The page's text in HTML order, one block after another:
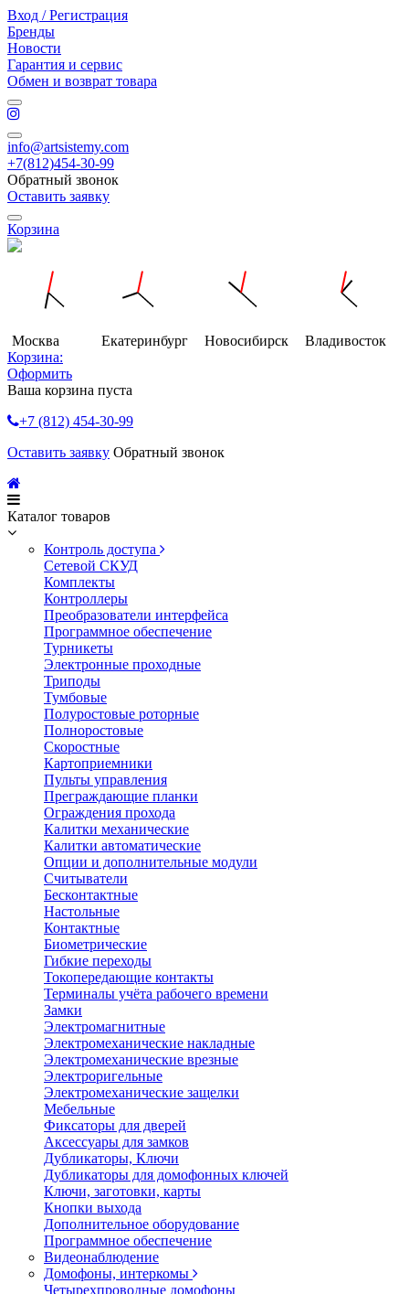
Вход / Регистрация
Бренды
Новости
Гарантия и сервис
Обмен и возврат товара
info@artsistemy.com
+7(812)454-30-99
Обратный звонок
Оставить заявку
Корзина
Москва Екатеринбург Новосибирск
Владивосток
Корзина:
Оформить
Ваша корзина пуста
+7 (812) 454-30-99
Оставить заявку Обратный звонок
Каталог товаров
Контроль доступа
Сетевой СКУД
Комплекты
Контроллеры
Преобразователи интерфейса
Программное обеспечение
Турникеты
Электронные проходные
Триподы
Тумбовые
Полуростовые роторные
Полноростовые
Скоростные
Картоприемники
Пульты управления
Преграждающие планки
Ограждения прохода
Калитки механические
Калитки автоматические
Опции и дополнительные модули
Считыватели
Бесконтактные
Настольные
Контактные
Биометрические
Гибкие переходы
Токопередающие контакты
Терминалы учёта рабочего времени
Замки
Электромагнитные
Электромеханические накладные
Электромеханические врезные
Электроригельные
Электромеханические защелки
Мебельные
Фиксаторы для дверей
Аксессуары для замков
Дубликаторы, Ключи
Дубликаторы для домофонных ключей
Ключи, заготовки, карты
Кнопки выхода
Дополнительное оборудование
Программное обеспечение
Видеонаблюдение
Домофоны, интеркомы
Четырехпроводные домофоны